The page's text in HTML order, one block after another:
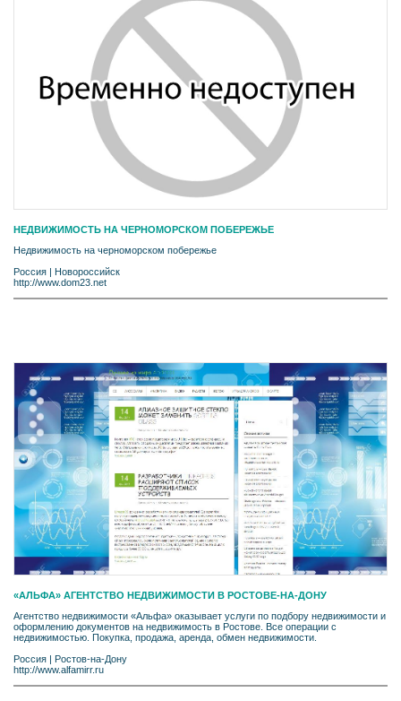
НЕДВИЖИМОСТЬ НА ЧЕРНОМОРСКОМ ПОБЕРЕЖЬЕ
Недвижимость на черноморском побережье
Россия | Новороссийск
http://www.dom23.net
«АЛЬФА» АГЕНТСТВО НЕДВИЖИМОСТИ В РОСТОВЕ-НА-ДОНУ
Агентство недвижимости «Альфа» оказывает услуги по подбору недвижимости и
оформлению документов на недвижимость в Ростове. Все операции с
недвижимостью. Покупка, продажа, аренда, обмен недвижимости.
Россия | Ростов-на-Дону
http://www.alfamirr.ru